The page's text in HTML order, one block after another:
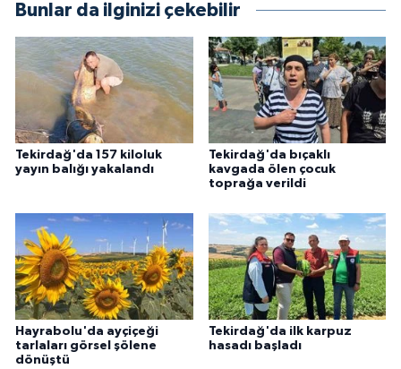
Bunlar da ilginizi çekebilir
Tekirdağ'da 157 kiloluk
yayın balığı yakalandı
Tekirdağ'da bıçaklı
kavgada ölen çocuk
toprağa verildi
Hayrabolu'da ayçiçeği
tarlaları görsel şölene
dönüştü
Tekirdağ'da ilk karpuz
hasadı başladı